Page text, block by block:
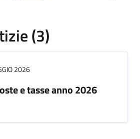
(3)
2026
e tasse anno 2026